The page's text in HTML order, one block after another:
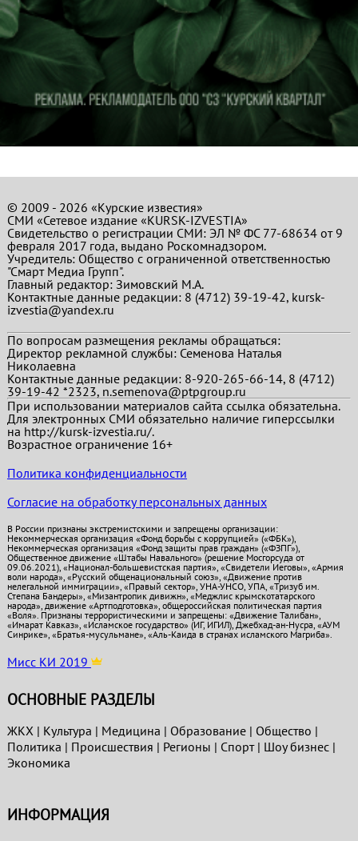
© 2009 - 2026 «Курские известия»
СМИ «Сетевое издание «KURSK-IZVESTIA»
Свидетельство о регистрации СМИ: ЭЛ № ФС 77-68634 от 9
февраля 2017 года, выдано Роскомнадзором.
Учредитель: Общество с ограниченной ответственностью
"Смарт Медиа Групп".
Главный редактор:Зимовский М.А.
Контактные данные редакции: 8 (4712) 39-19-42, kursk-
izvestia@yandex.ru
По вопросам размещения рекламы обращаться:
Директор рекламной службы: Семенова Наталья
Николаевна
Контактные данные редакции: 8-920-265-66-14, 8 (4712)
39-19-42 *2323, n.semenova@ptpgroup.ru
При использовании материалов сайта ссылка обязательна.
Для электронных СМИ обязательно наличие гиперссылки
на http://kursk-izvestia.ru/.
Возрастное ограничение 16+
Политика конфиденциальности
Согласие на обработку персональных данных
В России признаны экстремистскими и запрещены организации:
Некоммерческая организация «Фонд борьбы с коррупцией» («ФБК»),
Некоммерческая организация «Фонд защиты прав граждан» («ФЗПГ»),
Общественное движение «Штабы Навального» (решение Мосгорсуда от
09.06.2021), «Национал-большевистская партия», «Свидетели Иеговы», «Армия
воли народа», «Русский общенациональный союз», «Движение против
нелегальной иммиграции», «Правый сектор», УНА-УНСО, УПА, «Тризуб им.
Степана Бандеры», «Мизантропик дивижн», «Меджлис крымскотатарского
народа», движение «Артподготовка», общероссийская политическая партия
«Воля». Признаны террористическими и запрещены: «Движение Талибан»,
«Имарат Кавказ», «Исламское государство» (ИГ, ИГИЛ), Джебхад-ан-Нусра, «АУМ
Синрике», «Братья-мусульмане», «Аль-Каида в странах исламского Магриба».
Мисс КИ 2019
ОСНОВНЫЕ РАЗДЕЛЫ
ЖКХ | Культура | Медицина | Образование| Общество |
Политика | Проиcшествия | Регионы | Спорт| Шоу бизнес|
Экономика
ИНФОРМАЦИЯ